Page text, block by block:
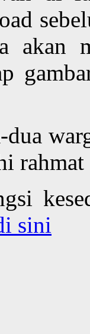
akan
dua
sini